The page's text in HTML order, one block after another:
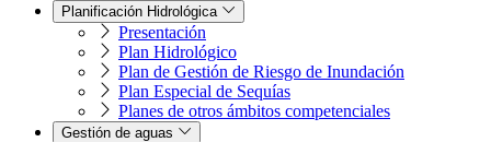
Planificación Hidrológica
Presentación
Plan Hidrológico
Plan de Gestión de Riesgo de Inundación
Plan Especial de Sequías
Planes de otros ámbitos competenciales
Gestión de aguas